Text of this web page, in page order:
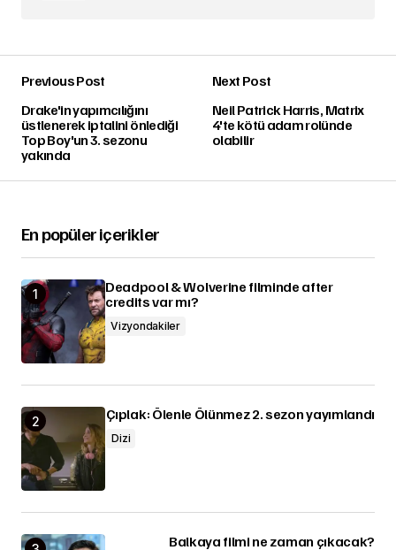
Previous Post
Drake'in yapımcılığını
üstlenerek iptalini önlediği
Top Boy'un 3. sezonu
yakında
Next Post
Neil Patrick Harris, Matrix
4'te kötü adam rolünde
olabilir
En popüler içerikler
Deadpool & Wolverine filminde after
credits var mı?
Vizyondakiler
Çıplak: Ölenle Ölünmez 2. sezon yayımlandı
Dizi
Balkaya filmi ne zaman çıkacak?